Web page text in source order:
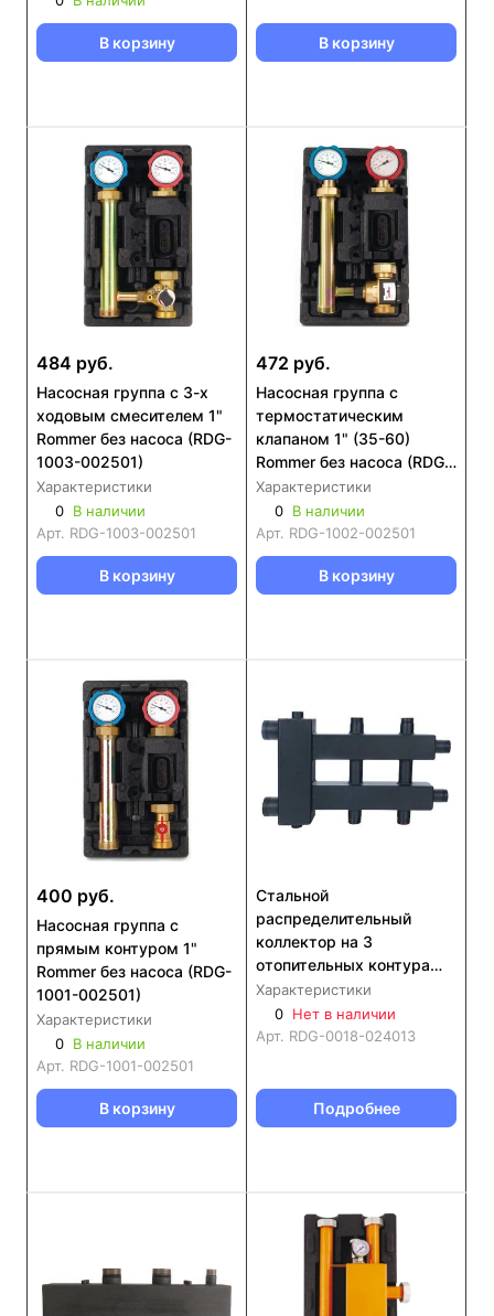
В корзину В корзину
484 руб.
Насосная группа с 3-х
ходовым смесителем 1"
Rommer без насоса (RDG-
1003-002501)
Характеристики
0 В наличии
Арт. RDG-1003-002501
В корзину
472 руб.
Насосная группа с
термостатическим
клапаном 1" (35-60)
Rommer без насоса (RDG-
1002-002501)
Характеристики
0 В наличии
Арт. RDG-1002-002501
В корзину
400 руб.
Насосная группа с
прямым контуром 1"
Rommer без насоса (RDG-
1001-002501)
Характеристики
0 В наличии
Арт. RDG-1001-002501
В корзину
Стальной
распределительный
коллектор на 3
отопительных контура
ROMMER RDG-0018-
024013
Характеристики
0 Нет в наличии
Арт. RDG-0018-024013
Подробнее